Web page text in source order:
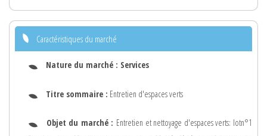
Caractéristiques du marché
Nature du marché : Services
Titre sommaire : Entretien d'espaces verts
Objet du marché : Entretien et nettoyage d'espaces verts: lotn°1